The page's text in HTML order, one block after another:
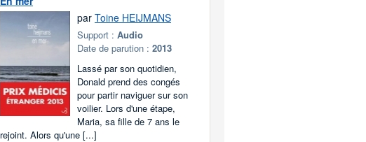
par Toine HEIJMANS
Support : Audio
Date de parution : 2013
Lassé par son quotidien,
Donald prend des congés
pour partir naviguer sur son
voilier. Lors d'une étape,
Maria, sa fille de 7 ans le
rejoint. Alors qu'une [...]